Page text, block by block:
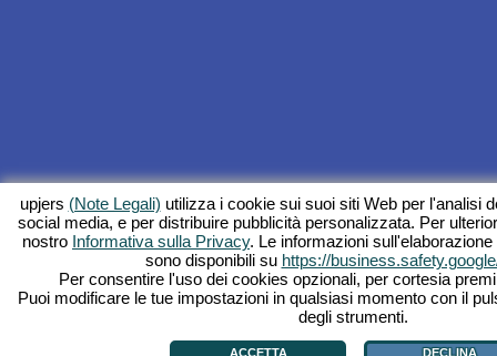
upjers (Note Legali) utilizza i cookie sui suoi siti Web per l'analisi
social media, e per distribuire pubblicità personalizzata. Per
nostro Informativa sulla Privacy. Le informazioni
sono disponibili su https://
Per consentire l'uso dei cookies opzionali, per cortesia
Puoi modificare le tue impostazioni in qualsiasi momento con il
degli strumenti.
ACCETTA DECLINA